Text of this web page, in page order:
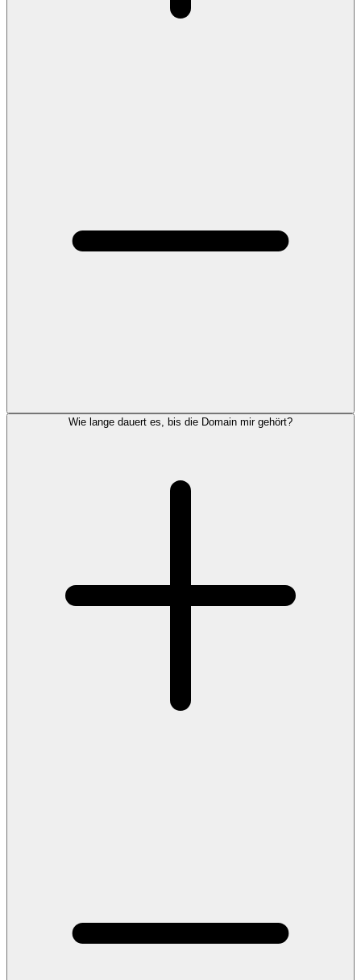
Wie lange dauert es, bis die Domain mir gehört?